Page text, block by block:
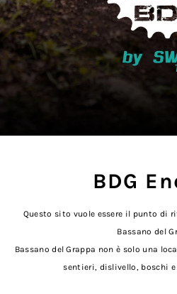
BDG
Questo sito vuole essere il punto di
Bassano del
Bassano del Grappa non è solo una
sentieri, dislivello, boschi